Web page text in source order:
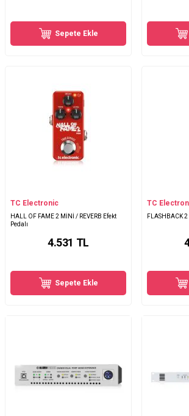
Sepete Ekle
TC Electronic
HALL OF FAME 2 MİNİ / REVERB Efekt
Pedalı
4.531 TL
Sepete Ekle
TC
FLASHBACK